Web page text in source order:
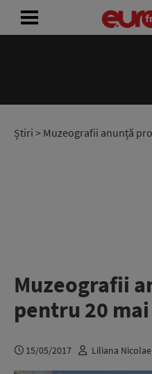
Știri > Muzeografii anunță
Muzeografii
pentru 20 mai
15/05/2017 Liliana Nicolae
RADIO